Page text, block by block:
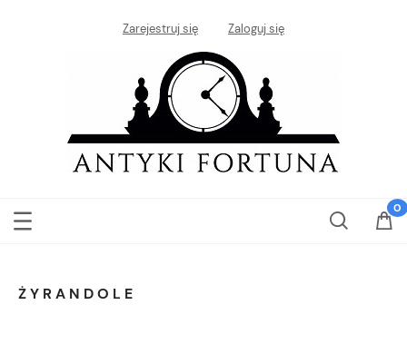
Zarejestruj się Zaloguj się
ŻYRANDOLE